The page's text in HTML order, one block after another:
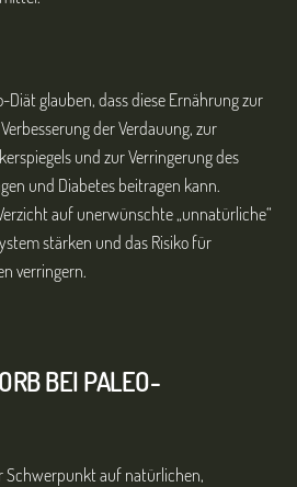
Diät glauben, dass diese Ernährung zur
der Verdauung, zur
und zur Verringerung des
und Diabetes beitragen kann.
auf unerwünschte „unnatürliche“
stärken und das Risiko für
verringern.
BEIPALEO-
Schwerpunkt auf natürlichen,